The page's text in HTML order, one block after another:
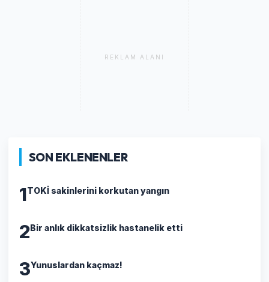
REKLAM ALANI
SON EKLENENLER
1TOKİ sakinlerini korkutan yangın
2Bir anlık dikkatsizlik hastanelik etti
3Yunuslardan kaçmaz!